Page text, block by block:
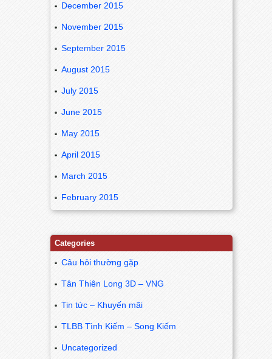
December 2015
November 2015
September 2015
August 2015
July 2015
June 2015
May 2015
April 2015
March 2015
February 2015
Categories
Câu hỏi thường gặp
Tân Thiên Long 3D – VNG
Tin tức – Khuyến mãi
TLBB Tình Kiếm – Song Kiếm
Uncategorized